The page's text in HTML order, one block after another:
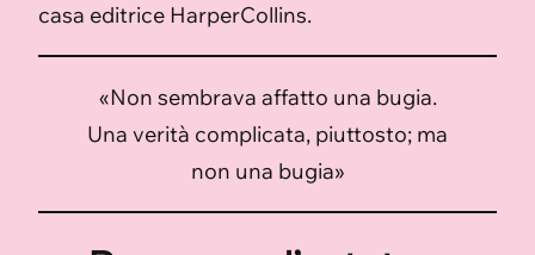
casa editrice HarperCollins.
«Non sembrava affatto una bugia.
Una verità complicata, piuttosto; ma
non una bugia»